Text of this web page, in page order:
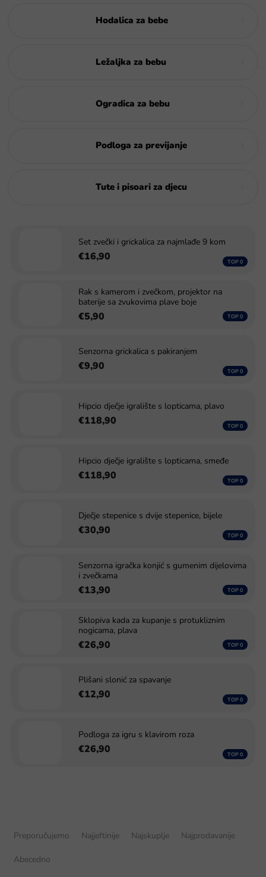
Hodalica za bebe
Ležaljka za bebu
Ogradica za bebu
Podloga za previjanje
Tute i pisoari za djecu
Set zvečki i grickalica za najmlađe 9 kom
€16,90
Rak s kamerom i zvečkom, projektor na
baterije sa zvukovima plave boje
€5,90
Senzorna grickalica s pakiranjem
€9,90
Hipcio dječje igralište s lopticama, plavo
€118,90
Hipcio dječje igralište s lopticama, smeđe
€118,90
Dječje stepenice s dvije stepenice, bijele
€30,90
Senzorna igračka konjić s gumenim dijelovima
i zvečkama
€13,90
Sklopiva kada za kupanje s protukliznim
nogicama, plava
€26,90
Plišani slonić za spavanje
€12,90
Podloga za igru s klavirom roza
€26,90
Preporučujemo Najjeftinije Najskuplje Najprodavanije
Abecedno